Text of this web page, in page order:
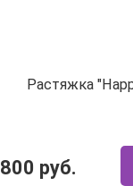
Растяжка
800 руб.